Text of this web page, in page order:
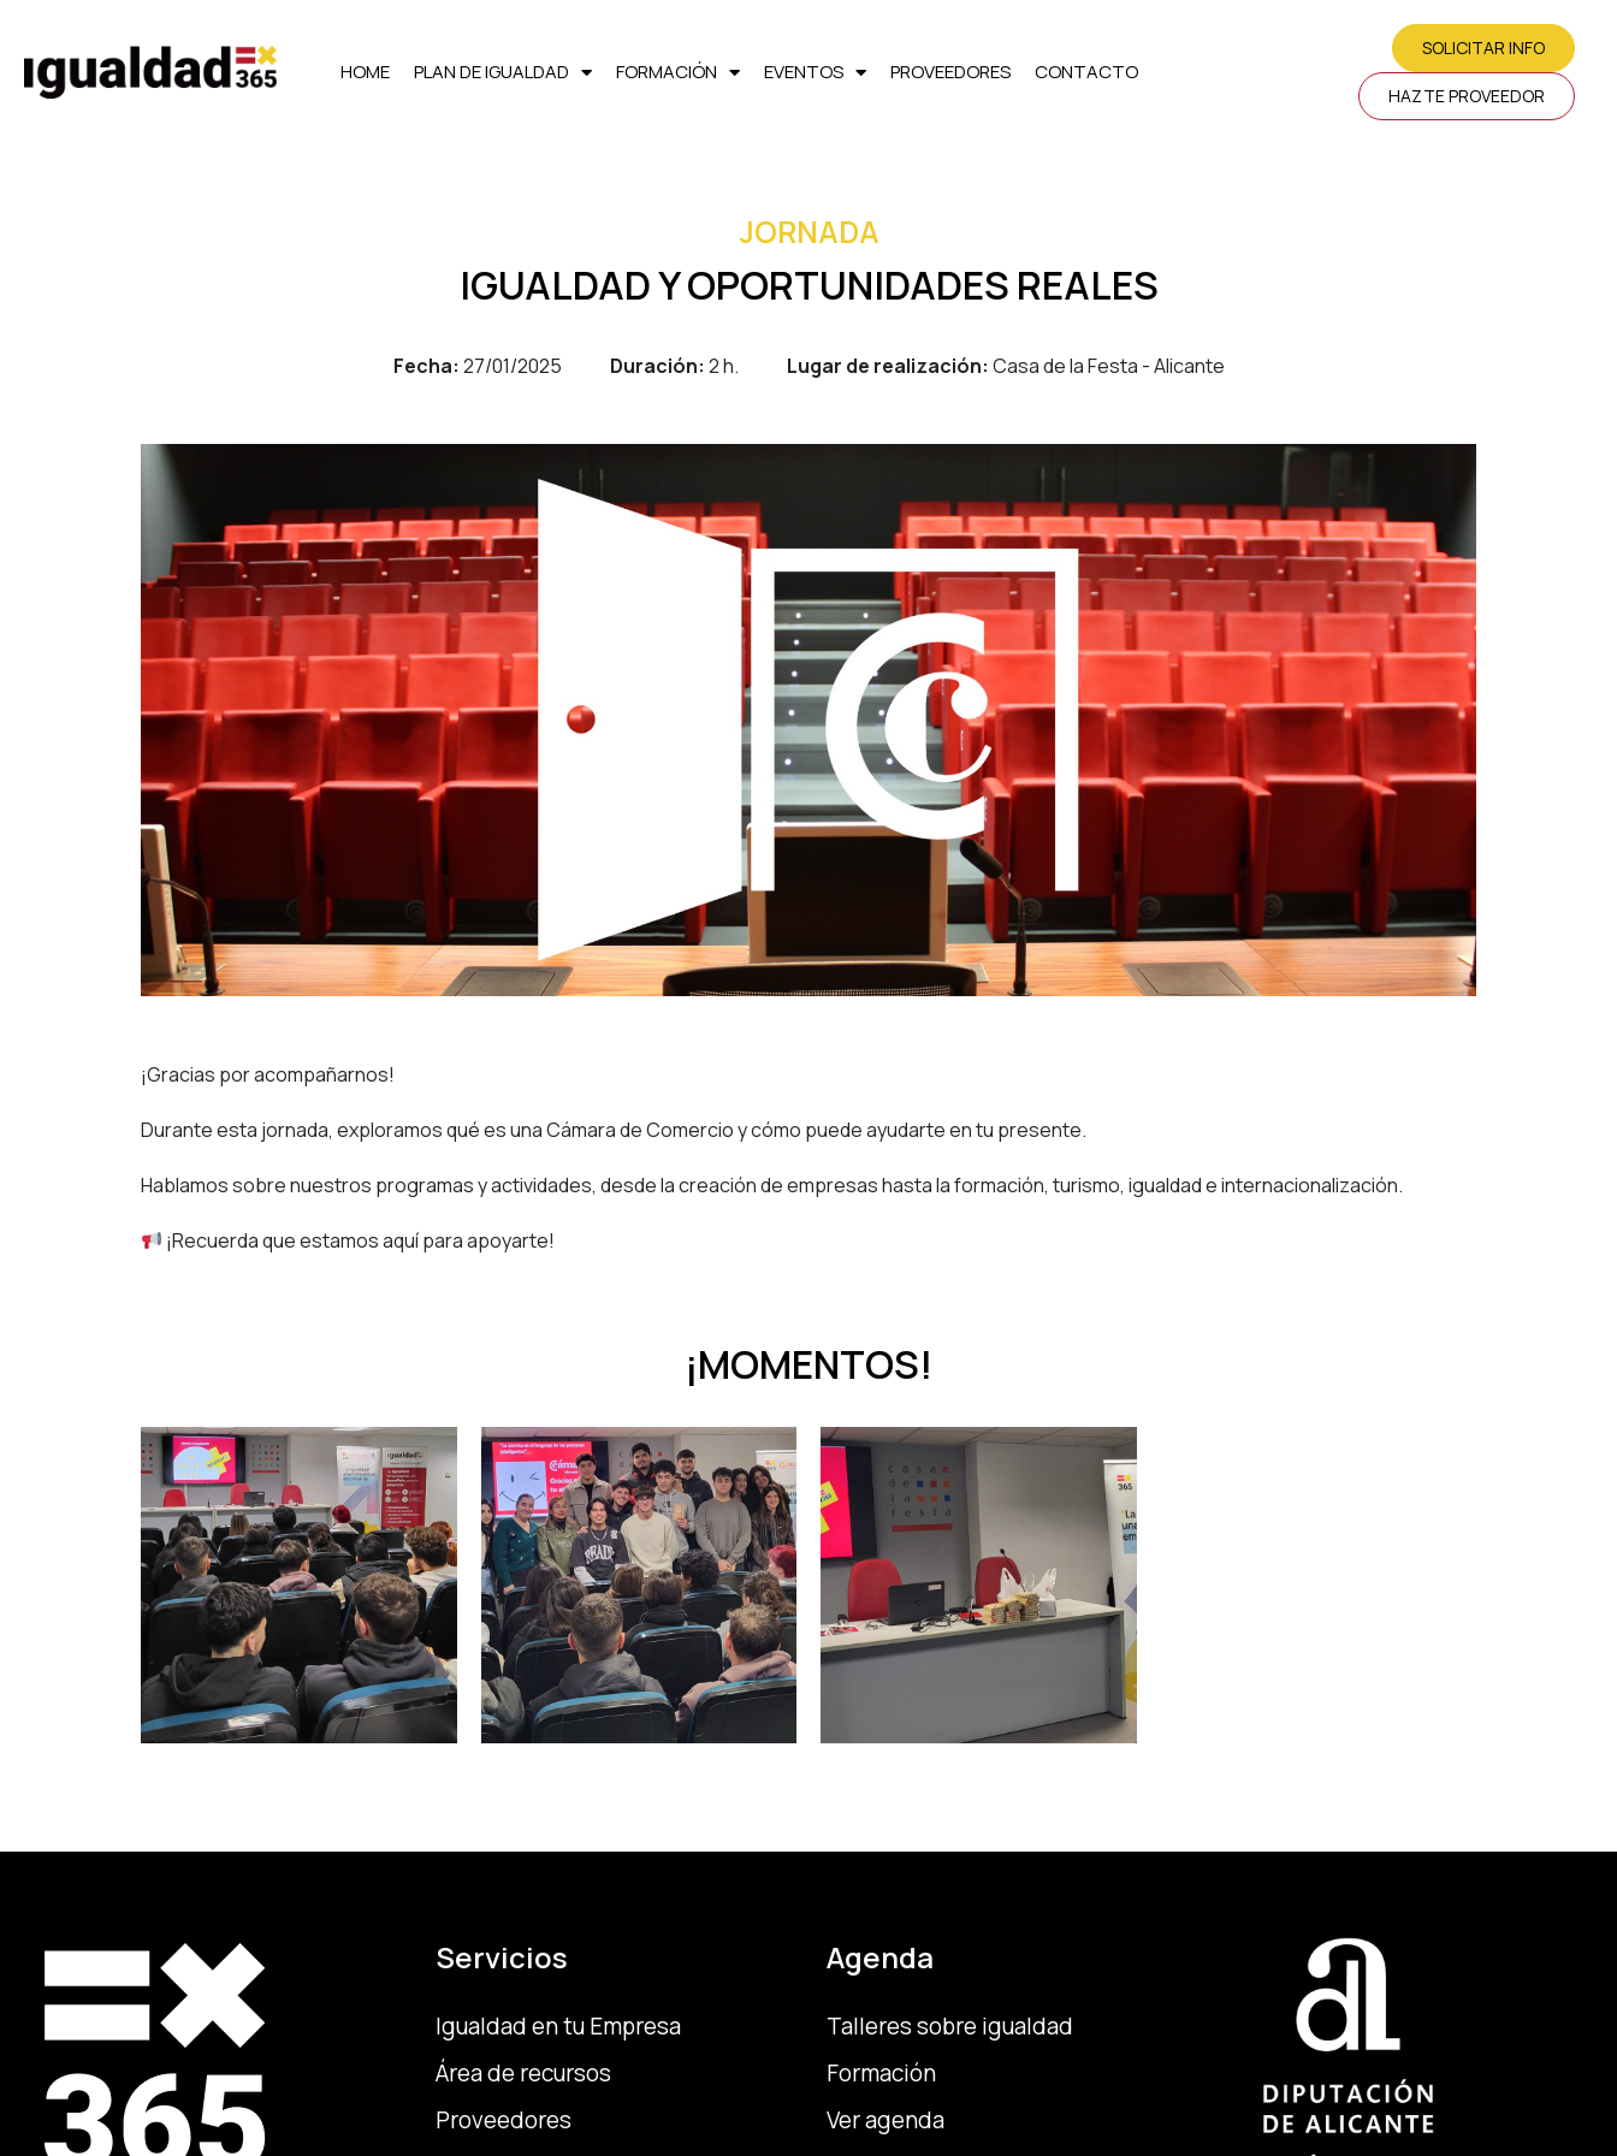
HOME PLAN DE IGUALDAD FORMACIÓN EVENTOS PROVEEDORES CONTACTO
SOLICITAR INFO
HAZTE PROVEEDOR
JORNADA
IGUALDAD Y OPORTUNIDADES REALES
Fecha: 27/01/2025 Duración: 2 h. Lugar de realización: Casa de la Festa - Alicante
¡Gracias por acompañarnos!
Durante esta jornada, exploramos qué es una Cámara de Comercio y cómo puede ayudarte en tu presente.
Hablamos sobre nuestros programas y actividades, desde la creación de empresas hasta la formación, turismo, igualdad e internacionalización.
¡Recuerda que estamos aquí para apoyarte!
¡MOMENTOS!
Servicios
Igualdad en tu Empresa
Área de recursos
Proveedores
Agenda
Talleres sobre igualdad
Formación
Ver agenda